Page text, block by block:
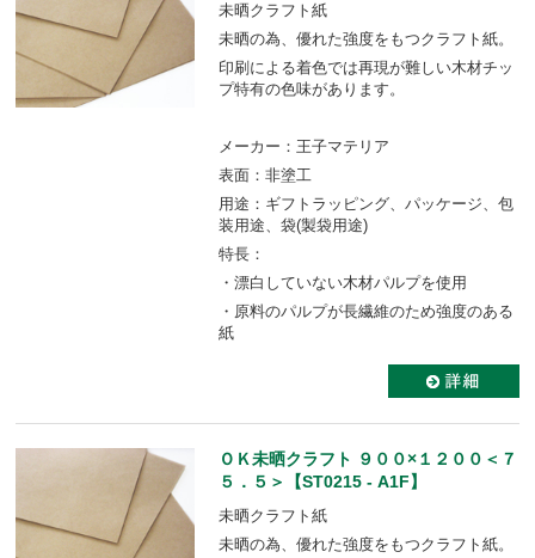
未晒クラフト紙
未晒の為、優れた強度をもつクラフト紙。
印刷による着色では再現が難しい木材チッ
プ特有の色味があります。
メーカー：王子マテリア
表面：非塗工
用途：ギフトラッピング、パッケージ、包
装用途、袋(製袋用途)
特長：
・漂白していない木材パルプを使用
・原料のパルプが長繊維のため強度のある
紙
ＯＫ未晒クラフト ９００×１２００＜７
５．５＞【ST0215 - A1F】
未晒クラフト紙
未晒の為、優れた強度をもつクラフト紙。